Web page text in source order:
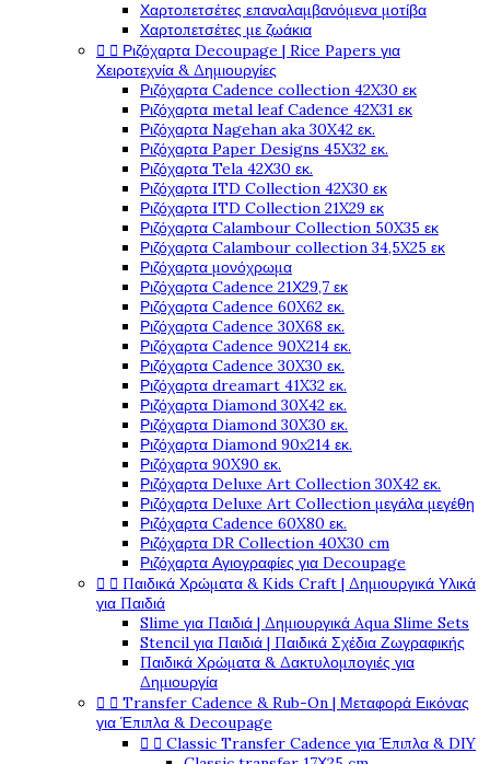
Χαρτοπετσέτες επαναλαμβανόμενα μοτίβα
Χαρτοπετσέτες με ζωάκια
  Ριζόχαρτα Decoupage | Rice Papers για
Χειροτεχνία & Δημιουργίες
Ριζόχαρτα Cadence collection 42X30 εκ
Ριζόχαρτα metal leaf Cadence 42X31 εκ
Ριζόχαρτα Nagehan aka 30X42 εκ.
Ριζόχαρτα Paper Designs 45X32 εκ.
Ριζόχαρτα Tela 42Χ30 εκ.
Ριζόχαρτα ITD Collection 42X30 εκ
Ριζόχαρτα ITD Collection 21X29 εκ
Ριζόχαρτα Calambour Collection 50X35 εκ
Ριζόχαρτα Calambour collection 34,5X25 εκ
Ριζόχαρτα μονόχρωμα
Ριζόχαρτα Cadence 21Χ29,7 εκ
Ριζόχαρτα Cadence 60X62 εκ.
Ριζόχαρτα Cadence 30X68 εκ.
Ριζόχαρτα Cadence 90X214 εκ.
Ριζόχαρτα Cadence 30X30 εκ.
Ριζόχαρτα dreamart 41X32 εκ.
Ριζόχαρτα Diamond 30X42 εκ.
Ριζόχαρτα Diamond 30X30 εκ.
Ριζόχαρτα Diamond 90x214 εκ.
Ριζόχαρτα 90X90 εκ.
Ριζόχαρτα Deluxe Art Collection 30X42 εκ.
Ριζόχαρτα Deluxe Art Collection μεγάλα μεγέθη
Ριζόχαρτα Cadence 60X80 εκ.
Ριζόχαρτα DR Collection 40X30 cm
Ριζόχαρτα Αγιογραφίες για Decoupage
  Παιδικά Χρώματα & Kids Craft | Δημιουργικά Υλικά
για Παιδιά
Slime για Παιδιά | Δημιουργικά Aqua Slime Sets
Stencil για Παιδιά | Παιδικά Σχέδια Ζωγραφικής
Παιδικά Χρώματα & Δακτυλομπογιές για
Δημιουργία
  Transfer Cadence & Rub-On | Μεταφορά Εικόνας
για Έπιπλα & Decoupage
  Classic Transfer Cadence για Έπιπλα & DIY